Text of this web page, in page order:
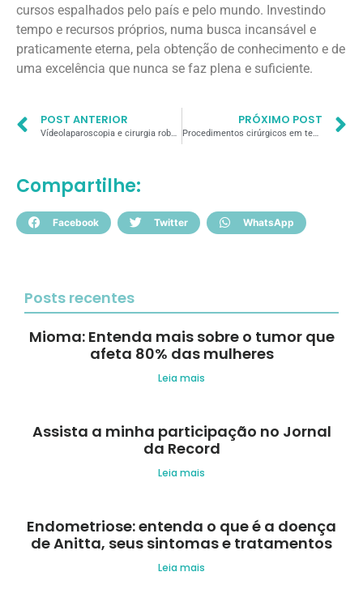
cursos espalhados pelo país e pelo mundo. Investindo
tempo e recursos próprios, numa busca incansável e
praticamente eterna, pela obtenção de conhecimento e de
uma excelência que nunca se faz plena e suficiente.
POST ANTERIOR PRÓXIMO POST
Procedimentos cirúrgicos em tempos de pandemia
Compartilhe:
Facebook Twitter WhatsApp
Posts recentes
Mioma: Entenda mais sobre o tumor que
afeta 80% das mulheres
Leia mais
Assista a minha participação no Jornal
da Record
Leia mais
Endometriose: entenda o que é a doença
de Anitta, seus sintomas e tratamentos
Leia mais